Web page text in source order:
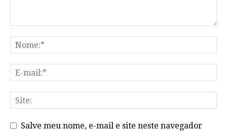
Salve meu nome, e-mail e site neste navegador